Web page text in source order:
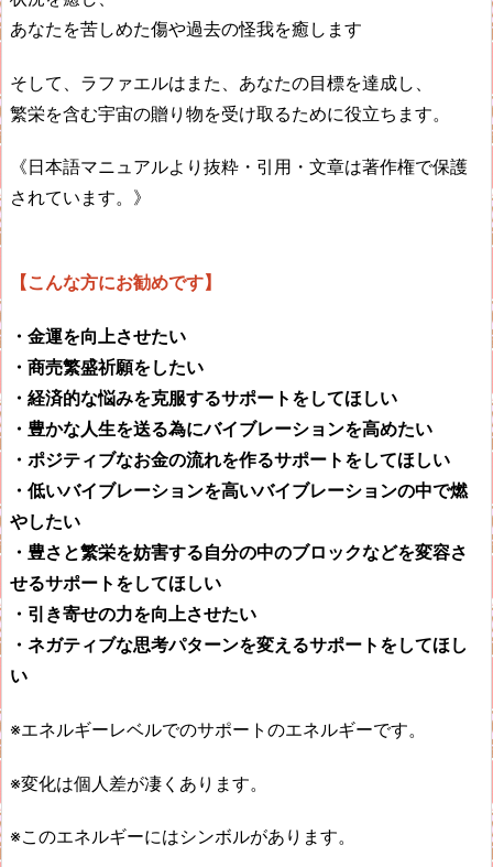
あなたを苦しめた傷や過去の怪我を癒します
そして、ラファエルはまた、あなたの目標を達成し、
繁栄を含む宇宙の贈り物を受け取るために役立ちます。
《日本語マニュアルより抜粋・引用・文章は著作権で保護
されています。》
【こんな方にお勧めです】
・金運を向上させたい
・商売繁盛祈願をしたい
・経済的な悩みを克服するサポートをしてほしい
・豊かな人生を送る為にバイブレーションを高めたい
・ポジティブなお金の流れを作るサポートをしてほしい
・低いバイブレーションを高いバイブレーションの中で燃
やしたい
・豊さと繁栄を妨害する自分の中のブロックなどを変容さ
せるサポートをしてほしい
・引き寄せの力を向上させたい
・ネガティブな思考パターンを変えるサポートをしてほし
い
※エネルギーレベルでのサポートのエネルギーです。
※変化は個人差が凄くあります。
※このエネルギーにはシンボルがあります。